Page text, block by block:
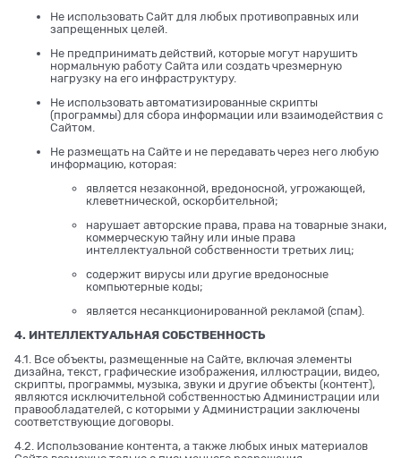
Не использовать Сайт для любых противоправных или
запрещенных целей.
Не предпринимать действий, которые могут нарушить
нормальную работу Сайта или создать чрезмерную
нагрузку на его инфраструктуру.
Не использовать автоматизированные скрипты
(программы) для сбора информации или взаимодействия с
Сайтом.
Не размещать на Сайте и не передавать через него любую
информацию, которая:
является незаконной, вредоносной, угрожающей,
клеветнической, оскорбительной;
нарушает авторские права, права на товарные знаки,
коммерческую тайну или иные права
интеллектуальной собственности третьих лиц;
содержит вирусы или другие вредоносные
компьютерные коды;
является несанкционированной рекламой (спам).
4. ИНТЕЛЛЕКТУАЛЬНАЯ СОБСТВЕННОСТЬ
4.1. Все объекты, размещенные на Сайте, включая элементы
дизайна, текст, графические изображения, иллюстрации, видео,
скрипты, программы, музыка, звуки и другие объекты (контент),
являются исключительной собственностью Администрации или
правообладателей, с которыми у Администрации заключены
соответствующие договоры.
4.2. Использование контента, а также любых иных материалов